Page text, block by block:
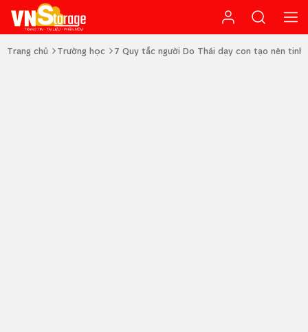
Trang chủ Trường học 7 Quy tắc người Do Thái dạy con tạo nên tinh